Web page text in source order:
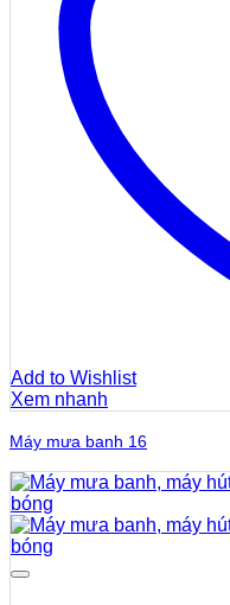
Add to Wishlist
Xem nhanh
Máy mưa banh 16